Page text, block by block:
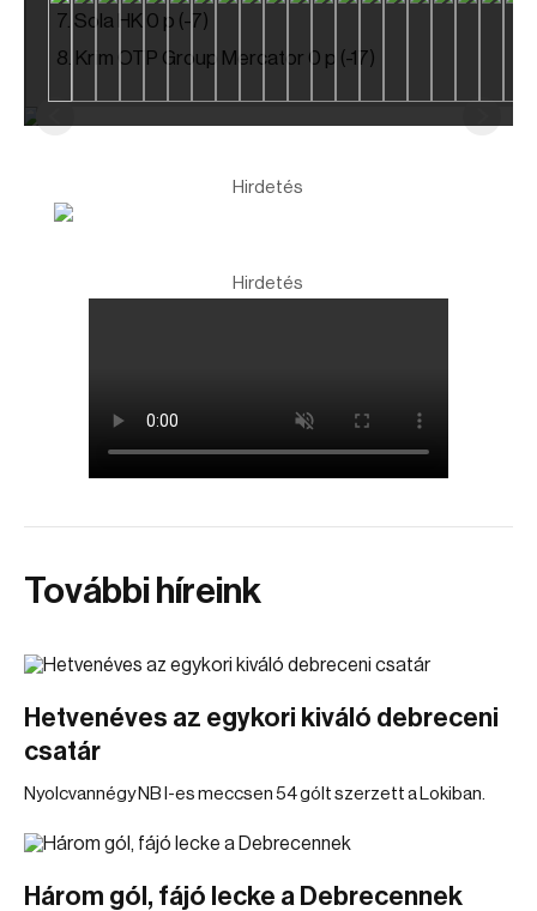
7. Sola HK 0 p (-7)
8. Krim OTP Group Mercator 0 p (-17)
Hirdetés
Hirdetés
További híreink
Hetvenéves az egykori kiváló debreceni
csatár
Nyolcvannégy NB I-es meccsen 54 gólt szerzett a Lokiban.
Három gól, fájó lecke a Debrecennek